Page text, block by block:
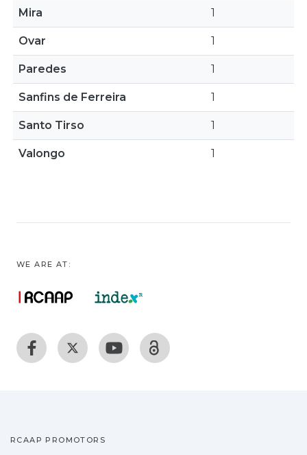
Mira 1
Ovar 1
Paredes 1
Sanfins de Ferreira 1
Santo Tirso 1
Valongo 1
WE ARE AT:
RCAAP PROMOTORS